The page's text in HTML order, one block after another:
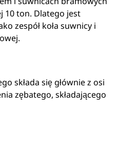
10 ton. Dlatego jest
zespół koła suwnicy i
składa się głównie z osi
zębatego, składającego